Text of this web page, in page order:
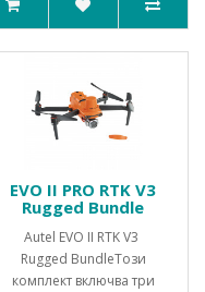
EVO II PRO RTK V3
Rugged Bundle
Autel EVO II RTK V3
Rugged BundleТози
комплект включва три